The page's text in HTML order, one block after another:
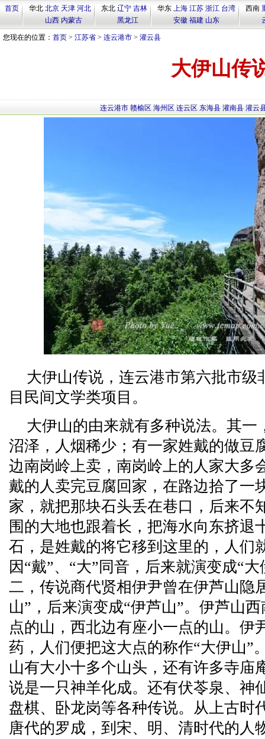
首页 华北 北京 天津 河北
山西 内蒙古
东北 辽宁 吉林
黑龙江
华东 上海 江苏 浙江 台湾
安徽 福建 山东
西南
您现在的位置： 首页 > 江苏省 > 连云港市 > 灌云县
大伊山传
连云港市 赣榆区 海州区 连云区 东海县 灌南县 灌云
大伊山传说，连云港市第六批市级
目民间文学类项目。
大伊山的由来就有多种说法。其一
沼泽，人烟稀少；有一家姓戴的做豆
边南岗岭上卖，南岗岭上的人家大多
戴的人卖完豆腐回家，在路边拾了一
家，就把那块石头丢在巷口，后来不
围的大地也跟着长，把海水向东挤退
石，是姓戴的将它移到这里的，人们
因“戴”、“大”同音，后来就演变成“
二，传说商代贤相伊尹曾在伊芦山隐
山”，后来演变成“伊芦山”。伊芦山
点的山，西北边有座小一点的山。伊
药，人们便把这大点的称作“大伊山”
山有大小十多个山头，还有许多寺庙
说是一只神羊化成。还有伏苓泉、神
盘棋、卧龙岗等各种传说。从上古时
唐代的罗成，到宋、明、清时代的人